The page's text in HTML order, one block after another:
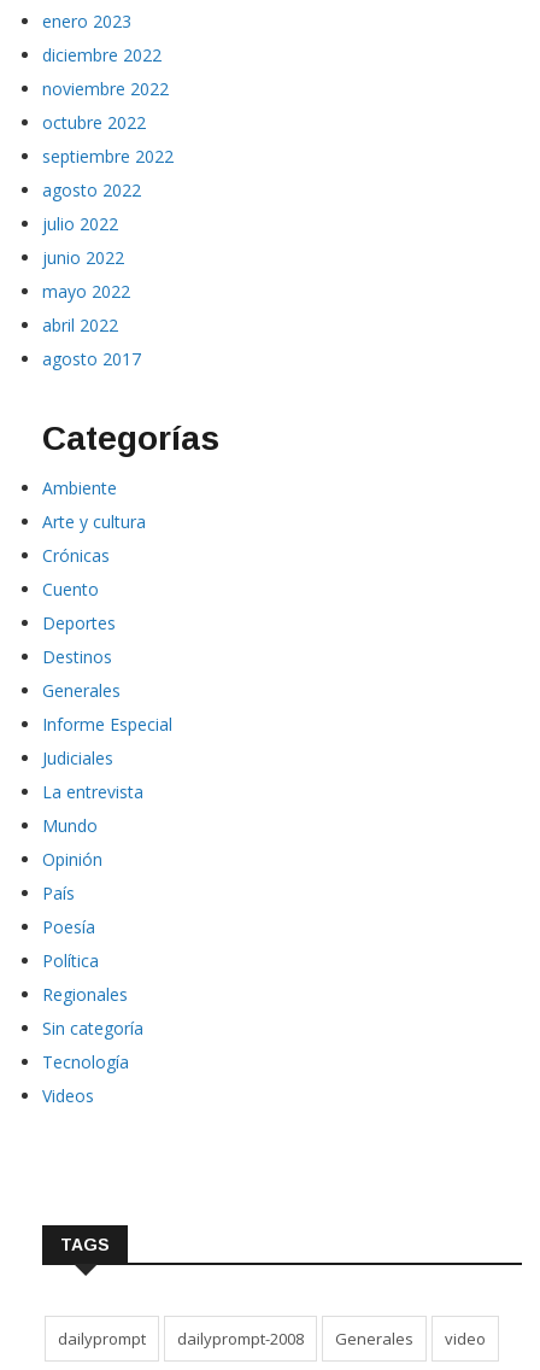
enero 2023
diciembre 2022
noviembre 2022
octubre 2022
septiembre 2022
agosto 2022
julio 2022
junio 2022
mayo 2022
abril 2022
agosto 2017
Categorías
Ambiente
Arte y cultura
Crónicas
Cuento
Deportes
Destinos
Generales
Informe Especial
Judiciales
La entrevista
Mundo
Opinión
País
Poesía
Política
Regionales
Sin categoría
Tecnología
Videos
TAGS
dailyprompt dailyprompt-2008 Generales video